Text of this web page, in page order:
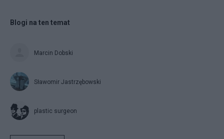
Blogi na ten temat
Marcin Dobski
Sławomir Jastrzębowski
plastic surgeon